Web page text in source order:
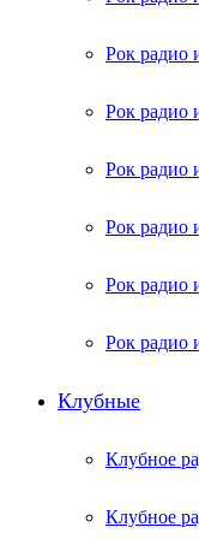
Рок радио
Рок радио
Рок радио
Рок радио
Рок радио
Рок радио
Клубные
Клубное
Клубное